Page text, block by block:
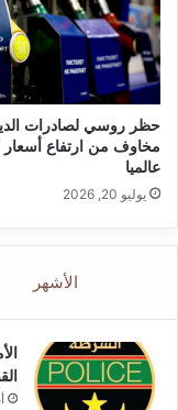
حظر روسي لصادرات
مخاوف من ارتفاع أسعار
عالميا
يوليو 20, 2026
الأشهر